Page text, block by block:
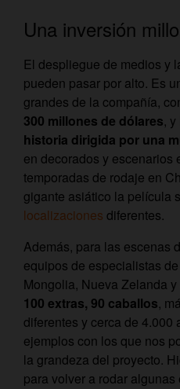
Una inversión
El despliegue de medios y
pueden pasar por alto. Es
grandes de la compañía,
300 millones de dólares, y
historia dirigida por una
en decorados y escenarios
temporadas de rodaje en
gigante asiático la película
localizaciones diferentes.
Además, para las escenas
equipos de especialistas
Mongolia, Nueva Zelanda
100 extras, 90 caballos,
diferentes y cerca de 4.000
ejemplos con los que nos
la grandeza del proyecto.
para volver a rodar